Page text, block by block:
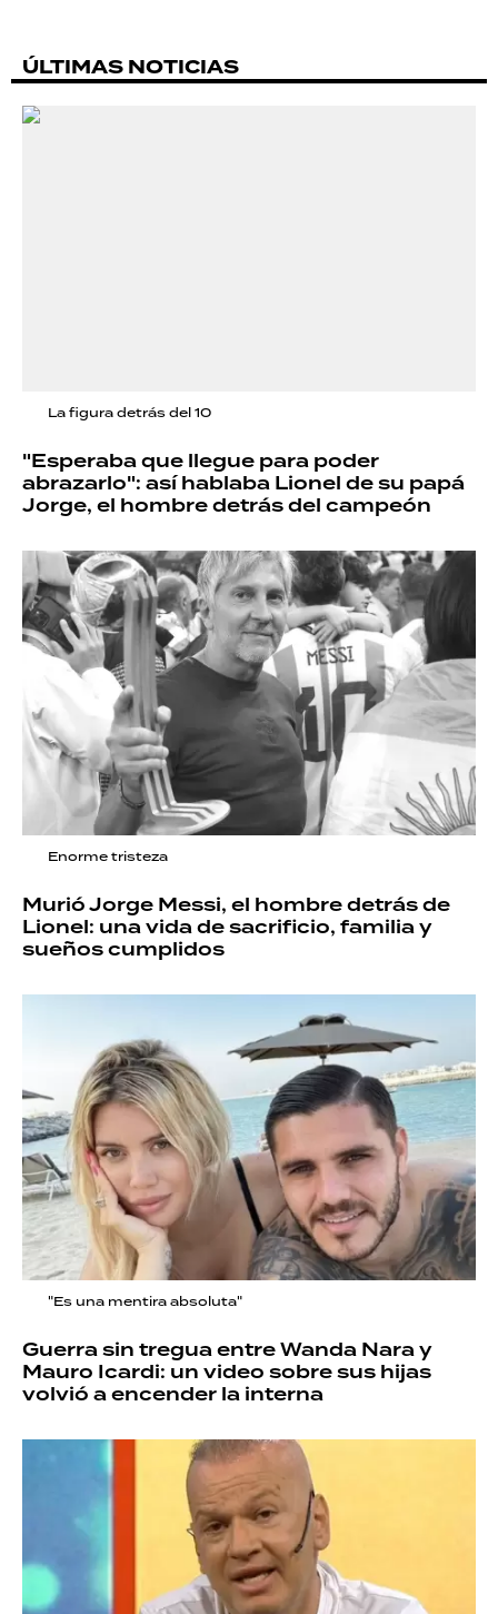
ÚLTIMAS NOTICIAS
La figura detrás del 10
"Esperaba que llegue para poder
abrazarlo": así hablaba Lionel de su papá
Jorge, el hombre detrás del campeón
Enorme tristeza
Murió Jorge Messi, el hombre detrás de
Lionel: una vida de sacrificio, familia y
sueños cumplidos
"Es una mentira absoluta"
Guerra sin tregua entre Wanda Nara y
Mauro Icardi: un video sobre sus hijas
volvió a encender la interna